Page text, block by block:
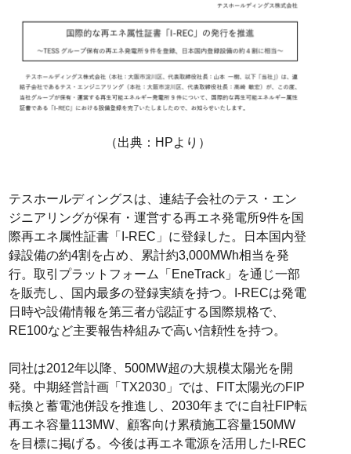
（出典：HPより）
テスホールディングスは、連結子会社のテス・エン
ジニアリングが保有・運営する再エネ発電所9件を国
際再エネ属性証書「I-REC」に登録した。日本国内登
録設備の約4割を占め、累計約3,000MWh相当を発
行。取引プラットフォーム「EneTrack」を通じ一部
を販売し、国内最多の登録実績を持つ。I-RECは発電
日時や設備情報を第三者が認証する国際規格で、
RE100など主要報告枠組みで高い信頼性を持つ。
同社は2012年以降、500MW超の大規模太陽光を開
発。中期経営計画「TX2030」では、FIT太陽光のFIP
転換と蓄電池併設を推進し、2030年までに自社FIP転
再エネ容量113MW、顧客向け累積施工容量150MW
を目標に掲げる。今後は再エネ電源を活用したI-REC